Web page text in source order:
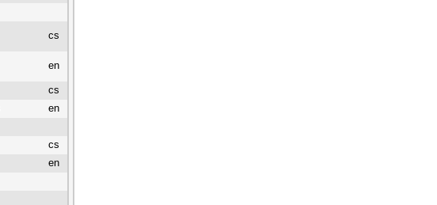
cs
en
cs
en
cs
en